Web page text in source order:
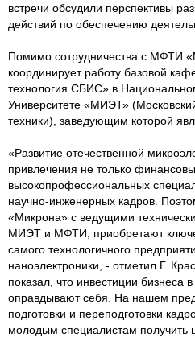
встречи обсудили перспективы
действий по обеспечению
Помимо сотрудничества с МФТИ
координирует работу базовой
технология СБИС» в
Университете «МИЭТ»
техники), заведующим которой
«Развитие отечественной
привлечения не только
высокопрофессиональных
научно-инженерных кадров.
«Микрона» c ведущими
МИЭТ и МФТИ, приобретают
самого технологичного
наноэлектроники, - отметил Г.
показал, что инвестиции бизнеса
оправдывают себя. На нашем
подготовки и переподготовки
молодым специалистам получить